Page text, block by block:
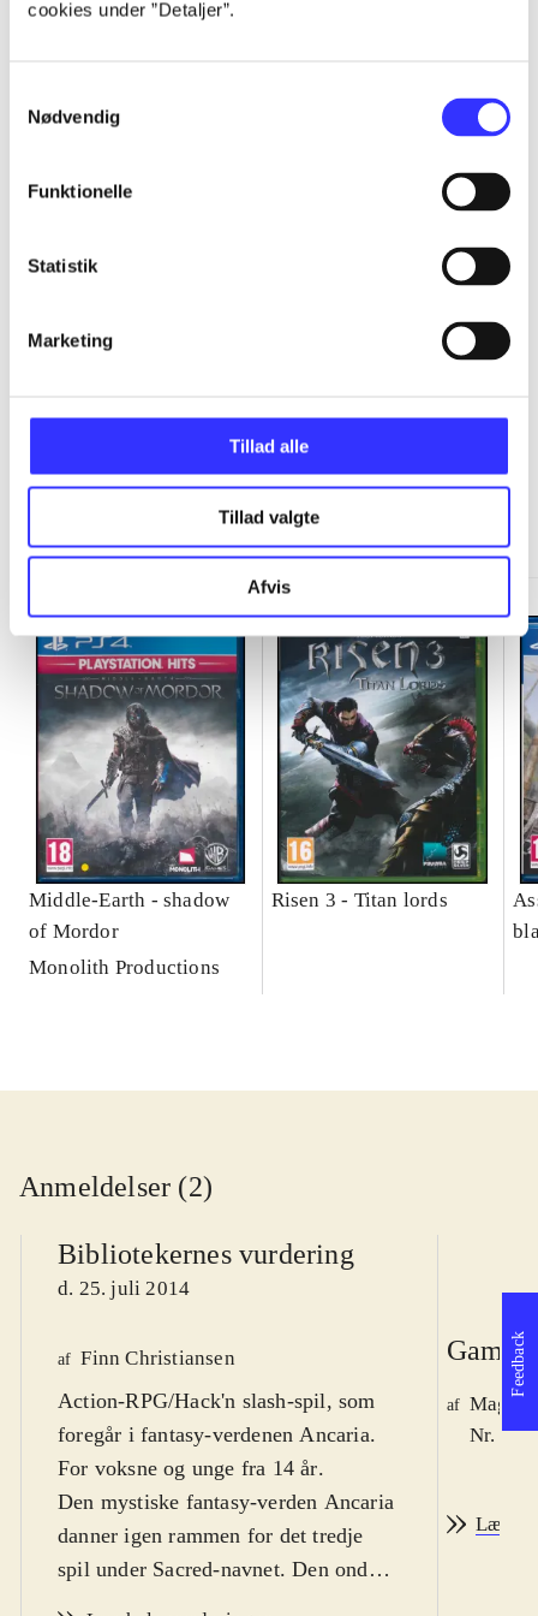
cookies under ”Detaljer”.
Nødvendig
Funktionelle
Statistik
Marketing
Tillad alle
Tillad valgte
Afvis
...
...
...
Middle-Earth - shadow
of Mordor
Monolith Productions
Risen 3 - Titan lords
Anmeldelser (2)
Bibliotekernes vurdering
d. 25. juli 2014
af Finn Christiansen
Action-RPG/Hack'n slash-spil, som
foregår i fantasy-verdenen Ancaria.
For voksne og unge fra 14 år.
Den mystiske fantasy-verden Ancaria
danner igen rammen for det tredje
spil under Sacred-navnet. Den onde
Game
af
Nr.
Læs
Feedback